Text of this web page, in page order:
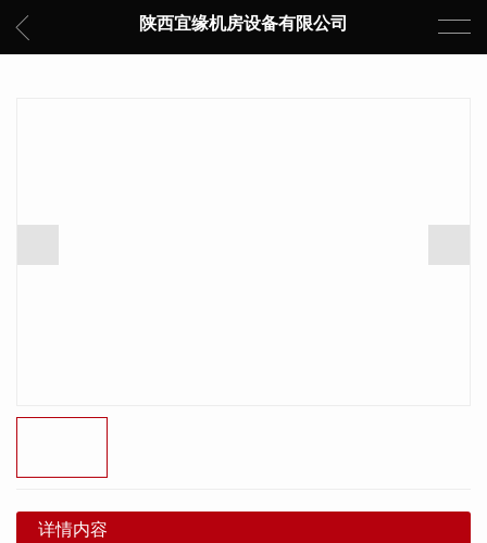
陕西宜缘机房设备有限公司
详情内容